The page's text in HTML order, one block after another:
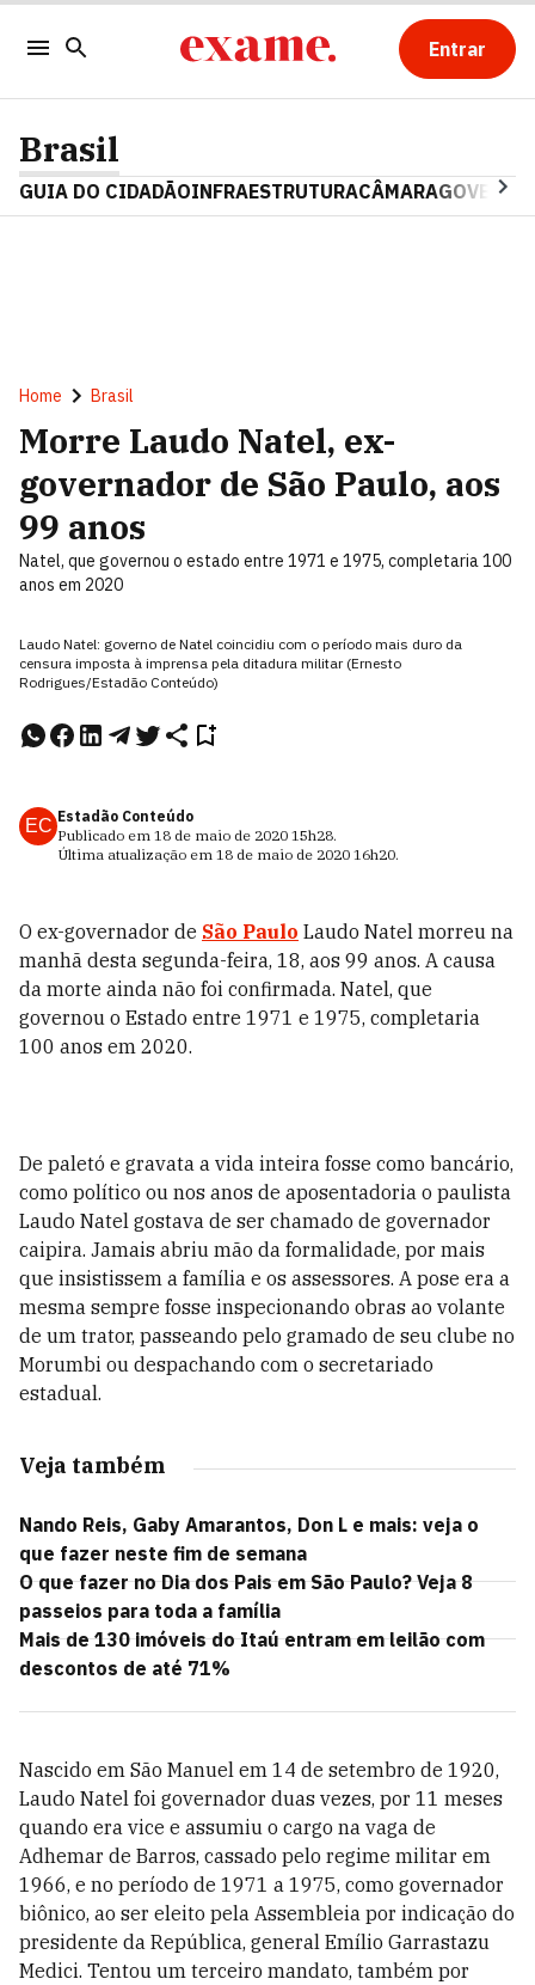
Entrar
Brasil
GUIA DO CIDADÃOINFRAESTRUTURACÂMARAGOVERNO
Home Brasil
Morre Laudo Natel, ex-
governador de São Paulo, aos
99 anos
Natel, que governou o estado entre 1971 e 1975, completaria 100
anos em 2020
Laudo Natel: governo de Natel coincidiu com o período mais duro da
censura imposta à imprensa pela ditadura militar (Ernesto
Rodrigues/Estadão Conteúdo)
EC Estadão Conteúdo
Publicado em 18 de maio de 2020 15h28.
Última atualização em 18 de maio de 2020 16h20.
O ex-governador de São Paulo Laudo Natel morreu na
manhã desta segunda-feira, 18, aos 99 anos. A causa
da morte ainda não foi confirmada. Natel, que
governou o Estado entre 1971 e 1975, completaria
100 anos em 2020.
De paletó e gravata a vida inteira fosse como bancário,
como político ou nos anos de aposentadoria o paulista
Laudo Natel gostava de ser chamado de governador
caipira. Jamais abriu mão da formalidade, por mais
que insistissem a família e os assessores. A pose era a
mesma sempre fosse inspecionando obras ao volante
de um trator, passeando pelo gramado de seu clube no
Morumbi ou despachando com o secretariado
estadual.
Veja também
Nando Reis, Gaby Amarantos, Don L e mais: veja o
que fazer neste fim de semana
O que fazer no Dia dos Pais em São Paulo? Veja 8
passeios para toda a família
Mais de 130 imóveis do Itaú entram em leilão com
descontos de até 71%
Nascido em São Manuel em 14 de setembro de 1920,
Laudo Natel foi governador duas vezes, por 11 meses
quando era vice e assumiu o cargo na vaga de
Adhemar de Barros, cassado pelo regime militar em
1966, e no período de 1971 a 1975, como governador
biônico, ao ser eleito pela Assembleia por indicação do
presidente da República, general Emílio Garrastazu
Medici. Tentou um terceiro mandato, também por